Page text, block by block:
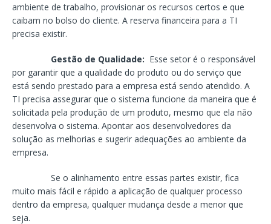
ambiente de trabalho, provisionar os recursos certos e que
caibam no bolso do cliente. A reserva financeira para a TI
precisa existir.
Gestão de Qualidade: Esse setor é o responsável
por garantir que a qualidade do produto ou do serviço que
está sendo prestado para a empresa está sendo atendido. A
TI precisa assegurar que o sistema funcione da maneira que é
solicitada pela produção de um produto, mesmo que ela não
desenvolva o sistema. Apontar aos desenvolvedores da
solução as melhorias e sugerir adequações ao ambiente da
empresa.
Se o alinhamento entre essas partes existir, fica
muito mais fácil e rápido a aplicação de qualquer processo
dentro da empresa, qualquer mudança desde a menor que
seja.